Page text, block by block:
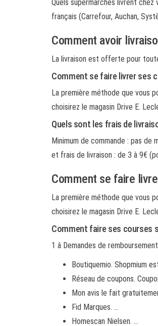
Quels supermarchés livrent
français (Carrefour, Auchan,
Comment avoir
La livraison est offerte pour
Comment se faire livrer ses
La première méthode que vous
choisirez le magasin Drive E.
Quels sont les frais de
Minimum de commande : pas de
et frais de livraison : de 3 à 9€
Comment se faire
La première méthode que vous
choisirez le magasin Drive E.
Comment faire ses courses
1 â Demandes de remboursement
Boutiquemio. Shopmium
Réseau de coupons.
Mon avis le fait
Fid Marques. …
Homescan Nielsen. …